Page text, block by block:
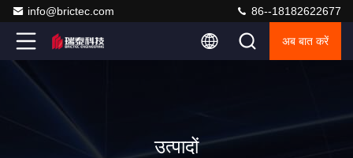
info@brictec.com 86--18182622677
अब बात करें
उत्पादों